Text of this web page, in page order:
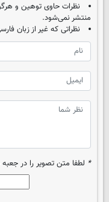
نظرات حاوی توهین و
منتشر نمی‌شود.
نظراتی که غیر از زبان
* لطفا متن تصویر را در